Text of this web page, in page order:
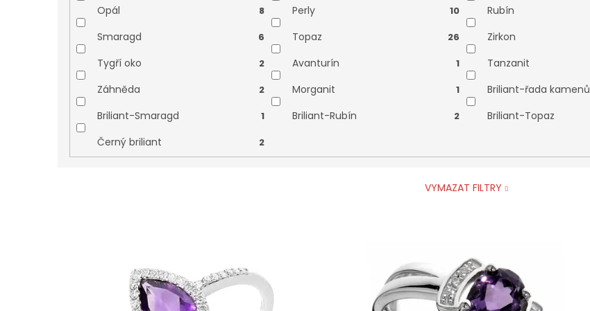
Opál 8 Perly 10 Rubín
Smaragd 6 Topaz 26 Zirkon
Tygří oko 2 Avanturín 1 Tanzanit
Záhněda 2 Morganit 1 Briliant-řada kamenů
Briliant-Smaragd 1 Briliant-Rubín 2 Briliant-Topaz
Černý briliant 2
VYMAZAT FILTRY